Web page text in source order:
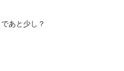
あと少し？